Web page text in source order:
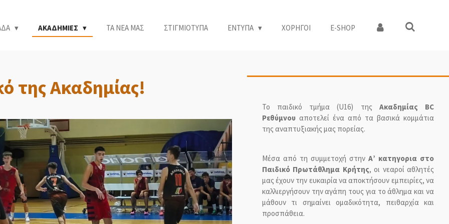
ΑΚΑΔΗΜΙΕΣ ΤΑ ΝΕΑ ΜΑΣ ΣΤΙΓΜΙΟΤΥΠΑ ΕΝΤΥΠΑ ΧΟΡΗΓΟΙ Ε-SHOP
της Ακαδημίας!
Το παιδικό τμήμα (U16) της Ακαδημίας BC
Ρεθύμνουαποτελεί ένα από τα βασικά κομμάτια
της αναπτυξιακής μας πορείας.
Μέσα από τη συμμετοχή στην Α’ κατηγορια στο
Παιδικό Πρωτάθλημα Κρήτης, οι νεαροί αθλητές
μας έχουν την ευκαιρία να αποκτήσουν εμπειρίες, να
καλλιεργήσουν την αγάπη τους για το άθλημα και να
μάθουν τι σημαίνει ομαδικότητα, πειθαρχία και
προσπάθεια.